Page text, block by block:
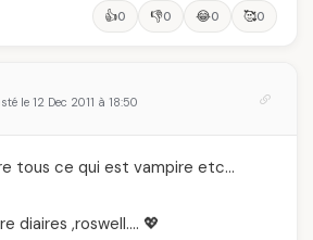
👍0 👎0 😂0 🥰0
le 12 Dec 2011 à 18:50
tous ce qui est vampire etc…
diaires ,roswell…. 💖